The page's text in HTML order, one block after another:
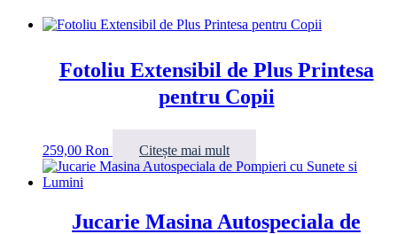
Fotoliu Extensibil de Plus Printesa
pentru Copii
259,00 Ron Citește mai mult
Jucarie Masina Autospeciala de